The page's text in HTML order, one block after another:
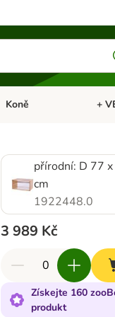
Otevřít menu: Akvaristika
Koně +
přírodní: D 77
cm
1922448.0
3 989 Kč
Získejte 160
produkt